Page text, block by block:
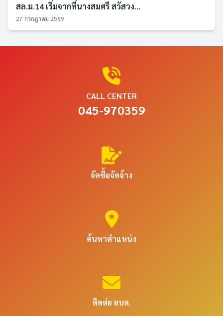
สล.ม.14 เริ่มจากที่นางสมศรี สวัสวง...
27 กรกฎาคม 2569
CALL CENTER
045-970359
จัดซื้อจัดจ้าง
ค้นหาตำแหน่ง
ติดต่อ อบต.